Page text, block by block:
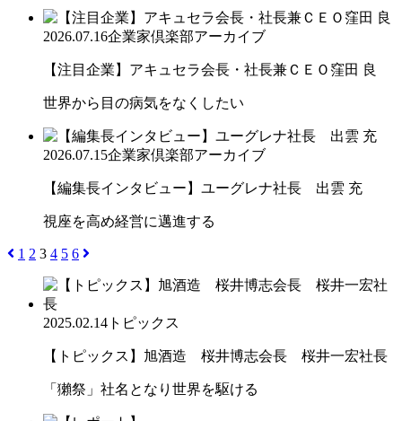
2026.07.16企業家倶楽部アーカイブ
【注目企業】アキュセラ会長・社長兼ＣＥＯ窪田 良
世界から目の病気をなくしたい
2026.07.15企業家倶楽部アーカイブ
【編集長インタビュー】ユーグレナ社長 出雲 充
視座を高め経営に邁進する
1 2 3 4 5 6
2025.02.14 トピックス
【トピックス】旭酒造 桜井博志会長 桜井一宏社長
「獺祭」社名となり世界を駆ける